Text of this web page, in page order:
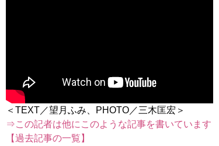
⇒この記者は他にこのような記事を書いています
【過去記事の一覧】